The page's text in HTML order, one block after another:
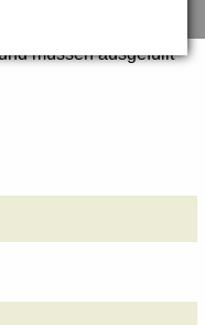
müssen ausgefüllt